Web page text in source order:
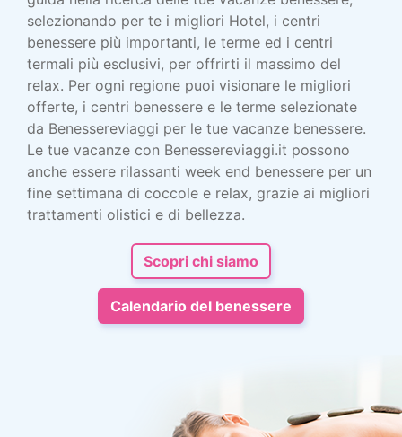
selezionando per te i migliori Hotel, i centri
benessere più importanti, le terme ed i centri
termali più esclusivi, per offrirti il massimo del
relax. Per ogni regione puoi visionare le migliori
offerte, i centri benessere e le terme selezionate
da Benessereviaggi per le tue vacanze benessere.
Le tue vacanze con Benessereviaggi.it possono
anche essere rilassanti week end benessere per un
fine settimana di coccole e relax, grazie ai migliori
trattamenti olistici e di bellezza.
Scopri chi siamo
Calendario del benessere